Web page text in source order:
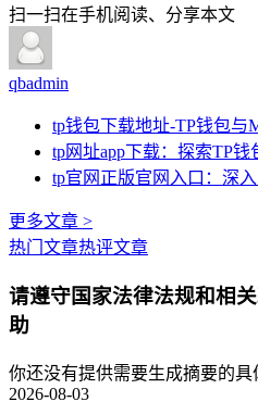
扫一扫在手机阅读、分享本文
qbadmin
tp钱包下载地址-TP钱包与
tp网址app下载：探索TP
tp官网正版官网入口：深
更多文章 >
热门文章热评文章
请遵守国家法律法规和相
助
你还没有提供需要生成摘要的
2026-08-03